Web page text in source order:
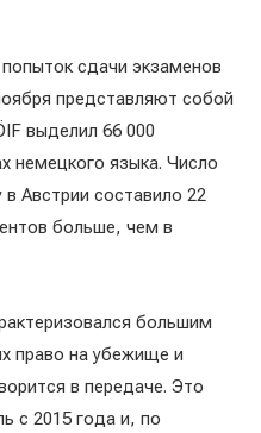
сдачи экзаменов
представляют собой
выделил 66 000
немецкого языка. Число
Австрии составило 22
больше, чем в
большим
право на убежище и
в передаче. Это
с 2015 года и, по